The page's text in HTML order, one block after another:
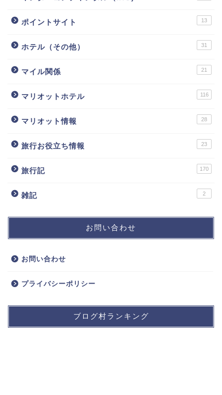
ポイントサイト 13
ホテル（その他） 31
マイル関係 21
マリオットホテル 116
マリオット情報 28
旅行お役立ち情報 23
旅行記 170
雑記 2
お問い合わせ
お問い合わせ
プライバシーポリシー
ブログ村ランキング